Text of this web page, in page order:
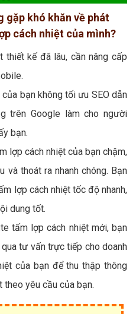
gặp khó khăn về phát
cách nhiệt của mình?
thiết kế đã lâu, cần nâng cấp
bạn không tối ưu SEO dẫn
trên Google làm cho người
bạn.
lợp cách nhiệt của bạn chậm,
và thoát ra nhanh chóng. Bạn
lợp cách nhiệt tốc độ nhanh,
dung tốt.
tấm lợp cách nhiệt mới, bạn
tư vấn trực tiếp cho doanh
của bạn để thu thập thông
yêu cầu của bạn.